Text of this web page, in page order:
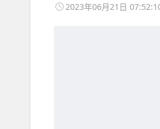
2023年06月21日